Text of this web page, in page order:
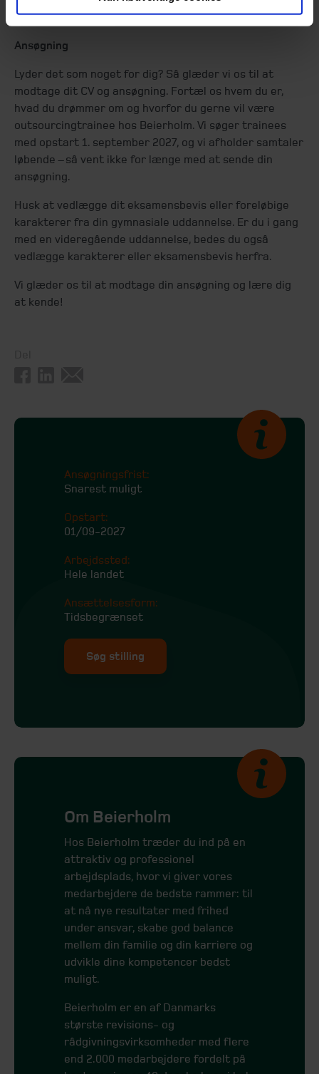
Ansøgning
Lyder det som noget for dig? Så glæder vi os til at
modtage dit CV og ansøgning. Fortæl os hvem du er,
hvad du drømmer om og hvorfor du gerne vil være
outsourcingtrainee hos Beierholm. Vi søger trainees
med opstart 1. september 2027, og vi afholder samtaler
løbende – så vent ikke for længe med at sende din
ansøgning.
Husk at vedlægge dit eksamensbevis eller foreløbige
karakterer fra din gymnasiale uddannelse. Er du i gang
med en videregående uddannelse, bedes du også
vedlægge karakterer eller eksamensbevis herfra.
Vi glæder os til at modtage din ansøgning og lære dig
at kende!
Ansøgningsfrist:
Snarest muligt
Opstart:
01/09-2027
Arbejdssted:
Hele landet
Ansættelsesform:
Tidsbegrænset
Søg stilling
Om Beierholm
Hos Beierholm træder du ind på en
attraktiv og professionel
arbejdsplads, hvor vi giver vores
medar­bejdere de bedste rammer: til
at nå nye re­sultater med frihed
under ansvar, skabe god balance
mellem din familie og din karriere og
udvikle dine kompetencer bedst
muligt.
Beierholm er en af Danmarks
største revisions- og
rådgivningsvirksomheder med flere
end 2.000 medarbejdere fordelt på